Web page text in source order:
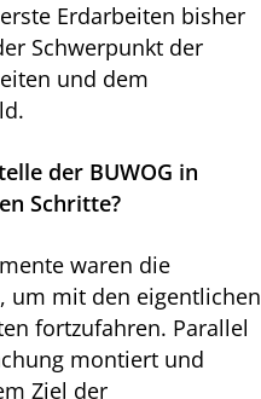
Erdarbeiten bisher
Schwerpunkt der
und dem
der BUWOG in
Schritte?
waren die
um mit den eigentlichen
fortzufahren. Parallel
montiert und
Ziel der